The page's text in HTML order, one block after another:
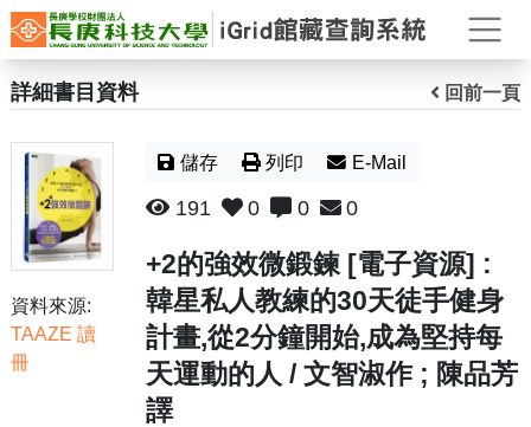
打
詳細書目資料 回前一頁
資料來源:
TAAZE 讀
冊
儲存 列印 E-Mail
191 0 0 0
+2的強效微鍛鍊 [電子資源] :
韓星私人教練的30天徒手健身
計畫,從2分鐘開始,成為堅持每
天運動的人 / 文智淑作 ; 陳品芳
譯